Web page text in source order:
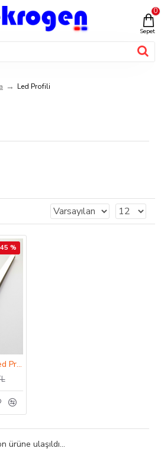
0
Led Profili
%
Turba Temassız Işıklı Led Profil 4,5 Watt
ürüne ulaşıldı...